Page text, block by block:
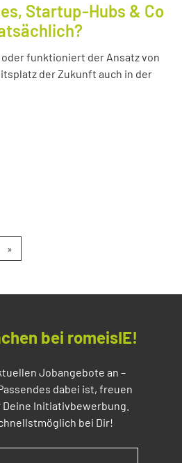
Startup-Hubs & Co
funktioniert der Ansatz von
der Zukunft auch in der
»
bei romeisIE!
Jobangebote an –
dabei ist, freuen
Initiativbewerbung.
bei Dir!